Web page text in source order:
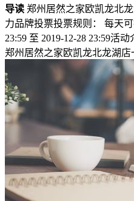
导读 郑州居然之家欧凯龙北
力品牌投票投票规则： 每天
23:59 至 2019-12-28 23:59活
郑州居然之家欧凯龙北龙湖店